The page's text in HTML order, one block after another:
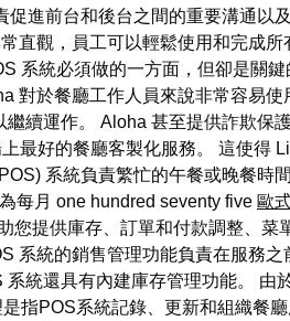
進前台和後台之間的重要溝通以
直觀，員工可以輕鬆使用和完成所
系統必須做的一方面，但卻是關鍵
對於餐廳工作人員來說非常容易
續運作。 Aloha 甚至提供詐欺保
最好的餐廳客製化服務。 這使得
系統負責繁忙的午餐或晚餐時
每月 one hundred seventy five 歐
提供庫存、訂單和付款調整、菜
系統的銷售管理功能負責在服務之
統還具有內建庫存管理功能。 由
指POS系統記錄、更新和組織餐